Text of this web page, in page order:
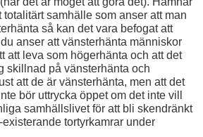
samhälle som anser att man
så kan det vara befogat att
anser att vänsterhänta människor
att leva som högerhänta och att det
skillnad på vänsterhänta och
att de är vänsterhänta, men att det
bör uttrycka öppet om det inte vill
samhällslivet för att bli skendränkt
tortyrkamrar under